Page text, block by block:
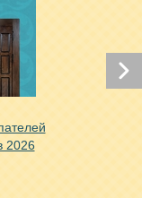
Хочу такую
2026